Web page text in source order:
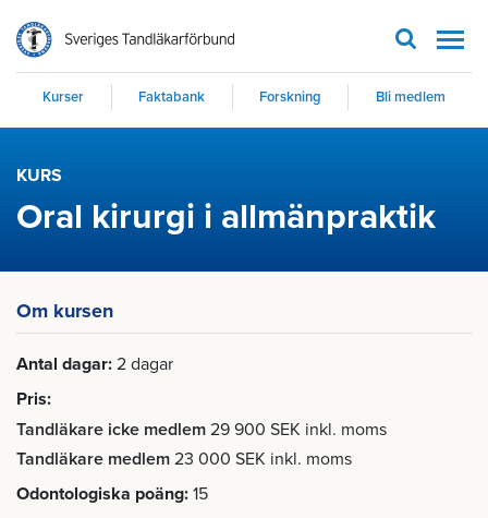
Kurser Faktabank Forskning Bli medlem
KURS
Oral kirurgi i allmänpraktik
Om kursen
Antal dagar 2 dagar
Pris
Tandläkare icke medlem 29 900 SEK inkl. moms
Tandläkare medlem 23 000 SEK inkl. moms
Odontologiska poäng 15